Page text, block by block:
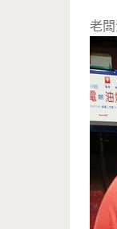
老